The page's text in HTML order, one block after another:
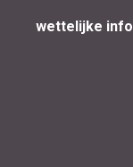
wettelijke info